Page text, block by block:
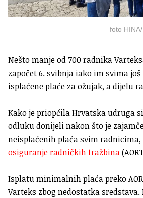
foto
Nešto manje od 700 radnika
započet 6. svibnja iako im svima
isplaćene plaće za ožujak, a dijelu
Kako je priopćila Hrvatska udruga
odluku donijeli nakon što je
neisplaćenih plaća svim
osiguranje radničkih tražbina
Isplatu minimalnih plaća preko
Varteks zbog nedostatka